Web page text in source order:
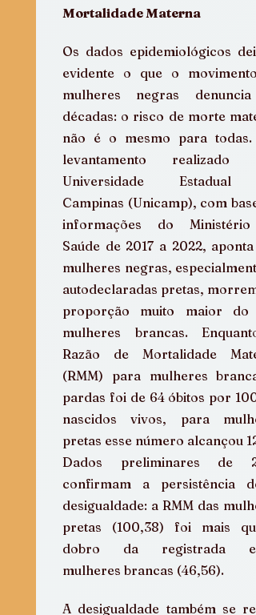
Mortalidade Materna
Os dados epidemiológicos
evidente o que o movimento
mulheres negras denuncia
décadas: o risco de morte
não é o mesmo para todas.
levantamento realizado
Universidade Estadual
Campinas (Unicamp), com base
informações do Ministério
Saúde de 2017 a 2022, aponta
mulheres negras,
autodeclaradas pretas, morrem
proporção muito maior do
mulheres brancas.
Razão de Mortalidade
(RMM) para mulheres
pardas foi de 64 óbitos por 100
nascidos vivos, para
pretas esse número alcançou
Dados preliminares de
confirmam a persistência
desigualdade: a RMM das
pretas (100,38) foi mais
dobro da registrada
mulheres brancas (46,56).
A desigualdade também se